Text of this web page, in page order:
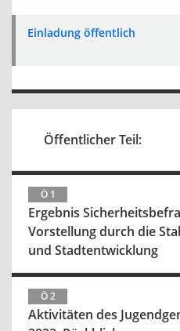
Einladung öffentlich
Öffentlicher Teil:
Ö 1
Ergebnis
Vorstellung durch die
und Stadtentwicklung
Ö 2
Aktivitäten des